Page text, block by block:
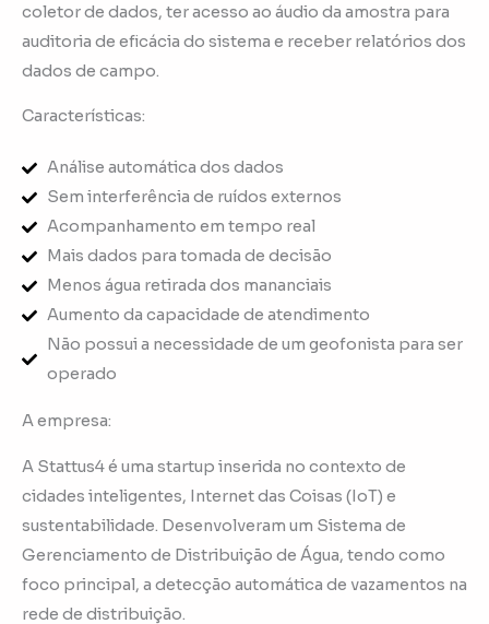
coletor de dados, ter acesso ao áudio da amostra para
auditoria de eficácia do sistema e receber relatórios dos
dados de campo.
Características:
Análise automática dos dados
Sem interferência de ruídos externos
Acompanhamento em tempo real
Mais dados para tomada de decisão
Menos água retirada dos mananciais
Aumento da capacidade de atendimento
Não possui a necessidade de um geofonista para ser
operado
A empresa:
A Stattus4 é uma startup inserida no contexto de
cidades inteligentes, Internet das Coisas (IoT) e
sustentabilidade. Desenvolveram um Sistema de
Gerenciamento de Distribuição de Água, tendo como
foco principal, a detecção automática de vazamentos na
rede de distribuição.